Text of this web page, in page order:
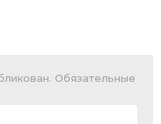
Обязательные